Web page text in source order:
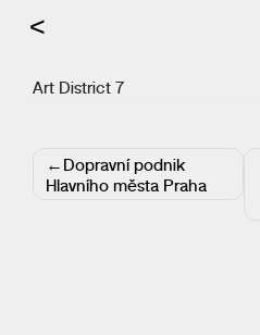
<
Art District 7
Navigace
pro
příspěvek
Dopravní podnik
Hlavního města Praha